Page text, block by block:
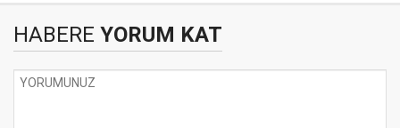
HABERE YORUM KAT